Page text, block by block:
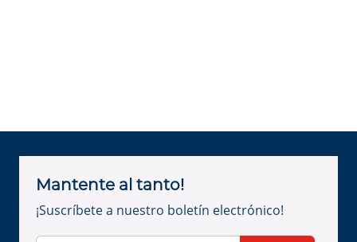
Mantente al tanto!
¡Suscríbete a nuestro boletín electrónico!